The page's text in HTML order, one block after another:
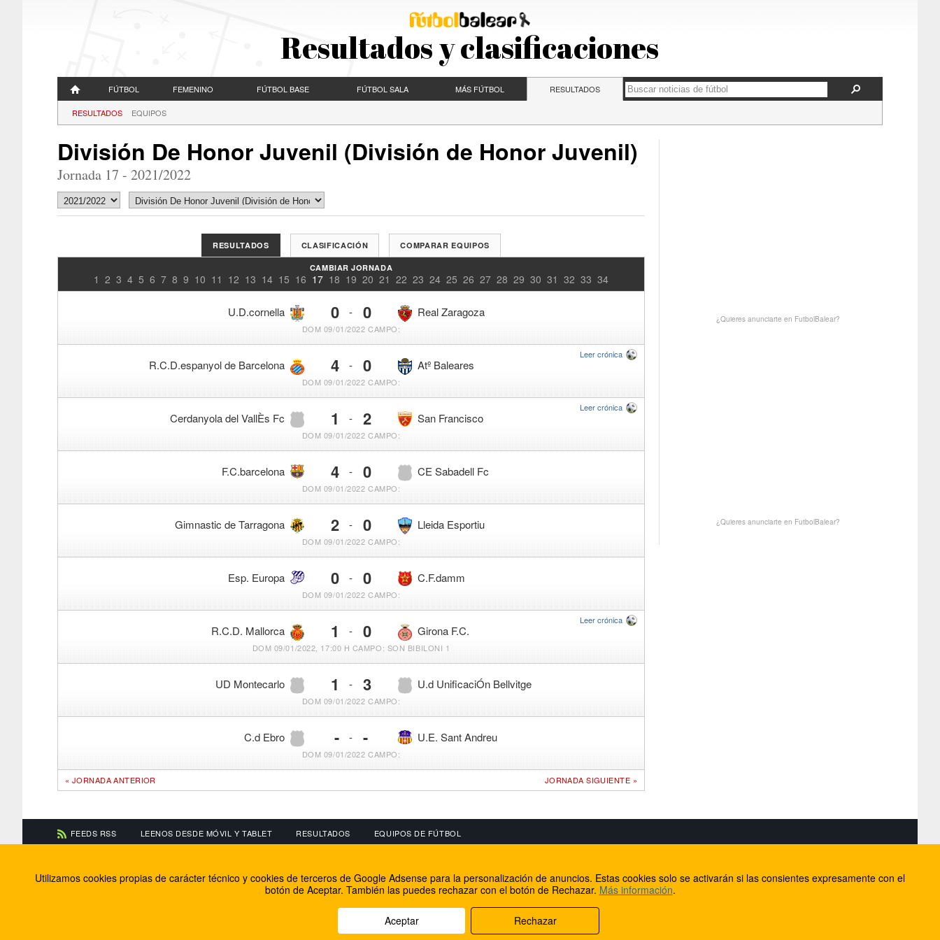
Resultados y clasificaciones
FÚTBOL FEMENINO FÚTBOL BASE FÚTBOL SALA MÁS FÚTBOL RESULTADOS
RESULTADOS EQUIPOS
División De Honor Juvenil (División de Honor Juvenil)
Jornada 17 - 2021/2022
RESULTADOS CLASIFICACIÓN COMPARAR EQUIPOS
CAMBIAR JORNADA
1 2 3 4 5 6 7 8 9 10 11 12 13 14 15 16 17 18 19 20 21 22 23 24 25 26 27 28 29 30 31 32 33 34
U.D.cornella 0 - Real Zaragoza
0
DOM 09/01/2022 CAMPO:
R.C.D.espanyol de Barcelona 4 - Atº Baleares
0
DOM 09/01/2022 CAMPO:
Leer crónica
Cerdanyola del VallÈs Fc 1 - San Francisco
2
DOM 09/01/2022 CAMPO:
Leer crónica
F.C.barcelona 4 - CE Sabadell Fc
0
DOM 09/01/2022 CAMPO:
Gimnastic de Tarragona 2 - Lleida Esportiu
0
DOM 09/01/2022 CAMPO:
Esp. Europa 0 - C.F.damm
0
DOM 09/01/2022 CAMPO:
R.C.D. Mallorca 1 - Girona F.C.
0
DOM 09/01/2022, 17:00 H CAMPO: SON BIBILONI 1
Leer crónica
UD Montecarlo 1 - U.d UnificaciÓn Bellvitge
3
DOM 09/01/2022 CAMPO:
C.d Ebro - - U.E. Sant Andreu
-
DOM 09/01/2022 CAMPO:
JORNADA SIGUIENTE »
« JORNADA ANTERIOR
¿Quieres anunciarte en FutbolBalear?
¿Quieres anunciarte en FutbolBalear?
FEEDS RSS LEENOS DESDE MÓVIL Y TABLET RESULTADOS EQUIPOS DE FÚTBOL
Información de contacto
El equipo de FútbolBalear
Soluciones Corporativas IP
Facebook
Twitter
Internet Rural Mallorca
Registro de dominios
Utilizamos cookies propias de carácter técnico y cookies de terceros de Google Adsense para la personalización de anuncios. Estas cookies solo se activarán si las consientes expresamente con el
botón de Aceptar. También las puedes rechazar con el botón de Rechazar. Más información.
Aceptar Rechazar